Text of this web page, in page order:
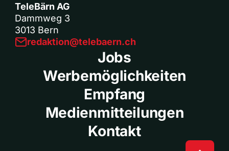
TeleBärn AG
Dammweg 3
3013 Bern
redaktion@telebaern.ch
Jobs
Werbemöglichkeiten
Empfang
Medienmitteilungen
Kontakt